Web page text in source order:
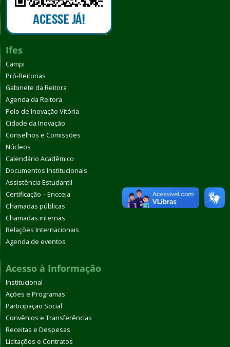
Ifes
Campi
Pró-Reitorias
Gabinete da Reitora
Agenda da Reitora
Polo de Inovação Vitória
Cidade da Inovação
Conselhos e Comissões
Núcleos
Calendário Acadêmico
Documentos Institucionais
Assistência Estudantil
Certificação – Encceja
Chamadas públicas
Chamadas internas
Relações Internacionais
Agenda de eventos
Acesso à Informação
Institucional
Ações e Programas
Participação Social
Convênios e Transferências
Receitas e Despesas
Licitações e Contratos